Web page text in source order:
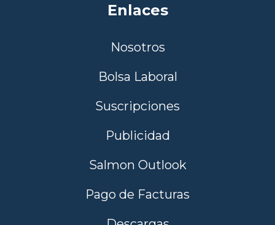
Enlaces
Nosotros
Bolsa Laboral
Suscripciones
Publicidad
Salmon Outlook
Pago de Facturas